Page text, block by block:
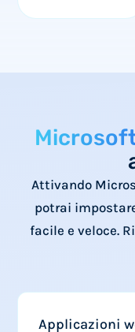
Attivando
potrai
facile e veloce.
Applicazioni